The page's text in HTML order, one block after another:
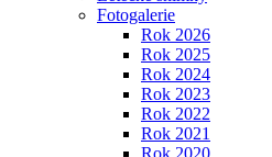
Fotogalerie
Rok 2026
Rok 2025
Rok 2024
Rok 2023
Rok 2022
Rok 2021
Rok 2020